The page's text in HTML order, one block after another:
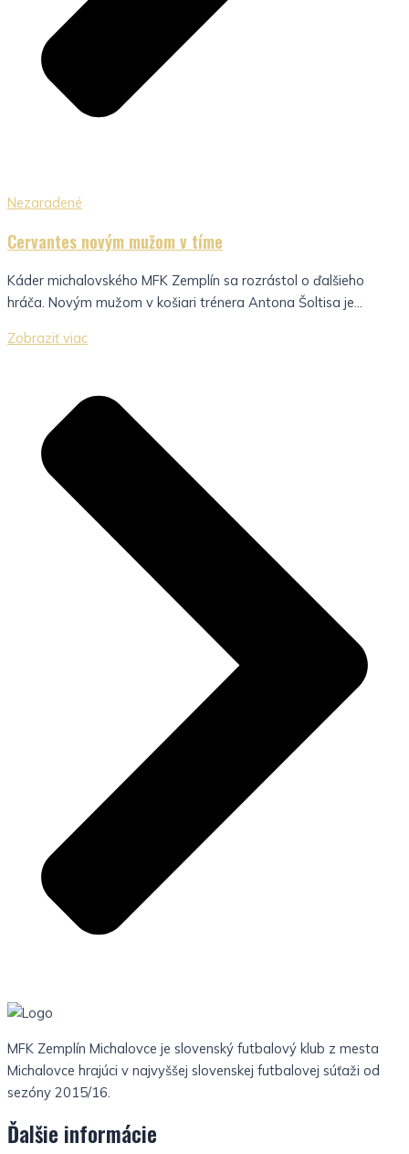
Nezaradené
Cervantes novým mužom v tíme
Káder michalovského MFK Zemplín sa rozrástol o ďalšieho
hráča. Novým mužom v košiari trénera Antona Šoltisa je...
Zobraziť viac
MFK Zemplín Michalovce je slovenský futbalový klub z mesta
Michalovce hrajúci v najvyššej slovenskej futbalovej súťaži od
sezóny 2015/16.
Ďalšie informácie